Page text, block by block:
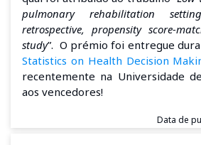
pulmonary rehabilitation
retrospective, propensity score-
study”. O prémio foi entregue
Statistics on Health Decision
recentemente na Universidade
aos vencedores!
Data de